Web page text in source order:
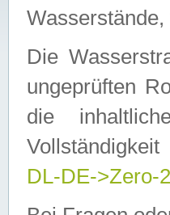
Die
ungeprüften
die
DL-DE->Zero-